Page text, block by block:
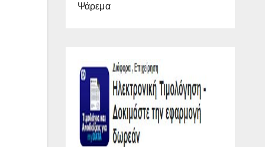
Ψάρεμα